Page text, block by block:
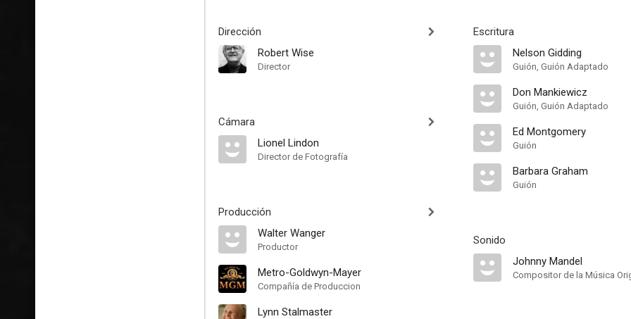
Dirección
Robert Wise
Director
Cámara
Lionel Lindon
Director de Fotografía
Producción
Walter Wanger
Productor
Metro-Goldwyn-Mayer
Compañía de Produccion
Lynn Stalmaster
Escritura
Nelson Gidding
Guión, Guión Adaptado
Don Mankiewicz
Guión, Guión Adaptado
Ed Montgomery
Guión
Barbara Graham
Guión
Sonido
Johnny Mandel
Compositor de la Música